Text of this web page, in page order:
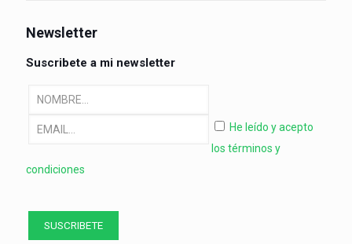
Newsletter
Suscribete a mi newsletter
He leído y acepto
los términos y
condiciones